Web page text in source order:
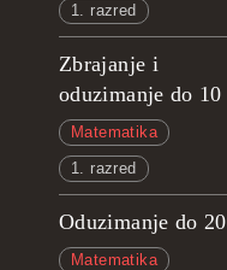
1. razred
Zbrajanje i
oduzimanje do 10
Matematika
1. razred
Oduzimanje do 20
Matematika